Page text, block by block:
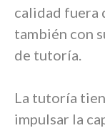
calidad fuera
también con
de tutoría.
La tutoría
impulsar la